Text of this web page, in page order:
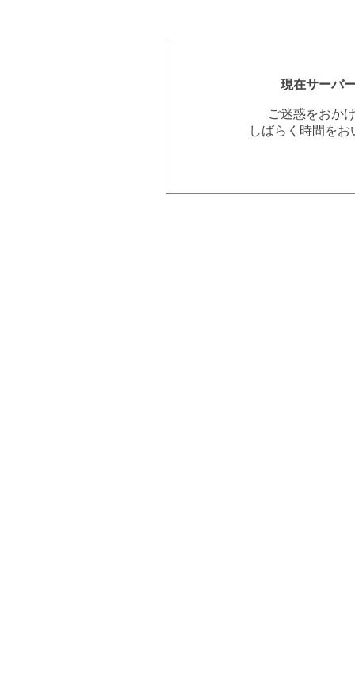
現在サーバ
ご迷惑をおか
しばらく時間を